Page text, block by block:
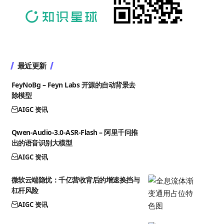
最近更新
FeyNoBg – Feyn Labs 开源的自动背景去
除模型
AIGC 资讯
Qwen-Audio-3.0-ASR-Flash – 阿里千问推
出的语音识别大模型
AIGC 资讯
微软云端隐忧：千亿营收背后的增速换挡与
杠杆风险
AIGC 资讯